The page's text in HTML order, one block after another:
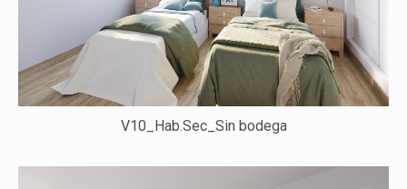
V10_Hab.Sec_Sin bodega